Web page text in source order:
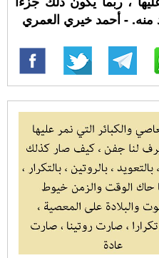
منه. - أحمد خيري العمري